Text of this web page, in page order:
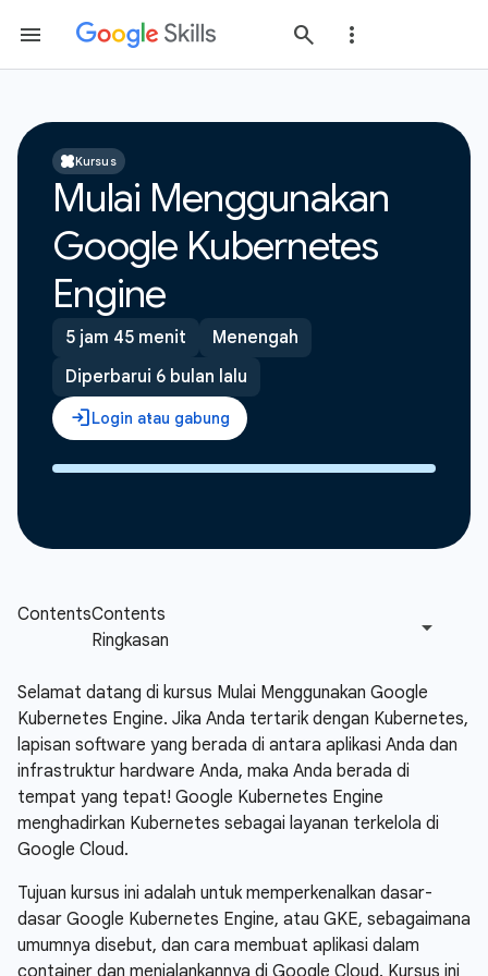
Kursus
Mulai Menggunakan
Google Kubernetes
Engine
5 jam 45 menit
Menengah
Diperbarui 6 bulan lalu
Selamat datang di kursus Mulai Menggunakan Google
Kubernetes Engine. Jika Anda tertarik dengan Kubernetes,
lapisan software yang berada di antara aplikasi Anda dan
infrastruktur hardware Anda, maka Anda berada di
tempat yang tepat! Google Kubernetes Engine
menghadirkan Kubernetes sebagai layanan terkelola di
Google Cloud.
Tujuan kursus ini adalah untuk memperkenalkan dasar-
dasar Google Kubernetes Engine, atau GKE, sebagaimana
umumnya disebut, dan cara membuat aplikasi dalam
container dan menjalankannya di Google Cloud. Kursus ini